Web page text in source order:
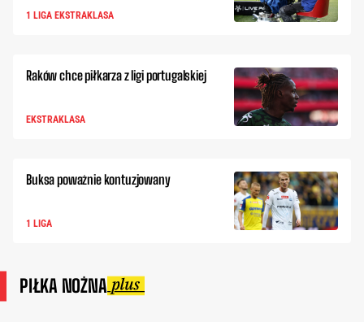
1 LIGA EKSTRAKLASA
Raków chce piłkarza z ligi portugalskiej
EKSTRAKLASA
Buksa poważnie kontuzjowany
1 LIGA
PIŁKA NOŻNA